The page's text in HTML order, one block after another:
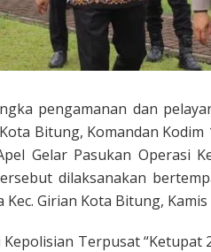
pengamanan dan
Bitung, Komandan
Gelar Pasukan Operasi
dilaksanakan
Girian Kota Bitung, Kamis
Terpusat “Ketupat